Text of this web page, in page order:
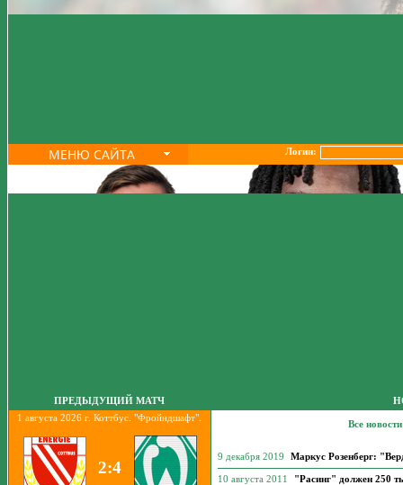
МЕНЮ САЙТА Логин:
ПРЕДЫДУЩИЙ МАТЧ
1 августа 2026 г. Коттбус. "Фройндшафт".
2:4
Все
9 декабря 2019 Маркус Розенберг:
10 августа 2011 "Расинг" должен 250